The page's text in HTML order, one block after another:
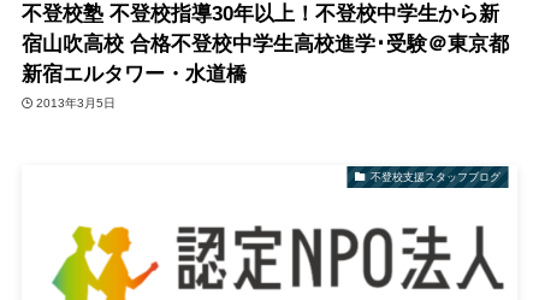
不登校塾 不登校指導30年以上！不登校中学生から新
宿山吹高校 合格不登校中学生高校進学･受験＠東京都
新宿エルタワー・水道橋
2013年3月5日
不登校支援スタッフブログ